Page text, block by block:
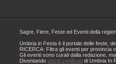
Sagre, Fiere, Feste ed Eventi della
Umbria in Festa è il portale delle feste,
RICERCA: Filtra gli eventi per provincia
Gli eventi sono curati dalla redazione,
Diventando utenti certificati di Umbria In